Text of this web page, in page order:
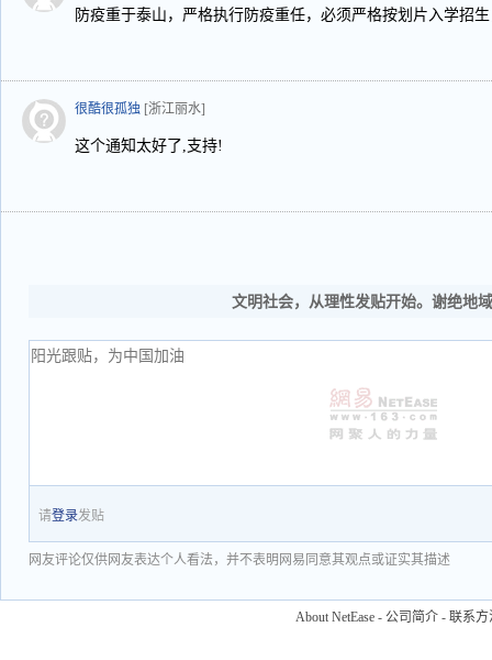
防疫重于泰山，严格执行防疫重任，必须严格按划片入学招
很酷很孤独 [浙江丽水]
这个通知太好了,支持!
文明社会，从理性发贴开始。谢绝地
请登录发贴
网友评论仅供网友表达个人看法，并不表明网易同意其观点或证实其描述
About NetEase - 公司简介 - 联系方